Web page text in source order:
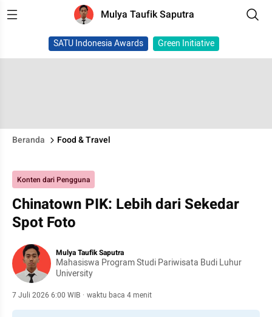
Mulya Taufik Saputra
SATU Indonesia Awards Green Initiative
Beranda Food & Travel
Konten dari Pengguna
Chinatown PIK: Lebih dari Sekedar
Spot Foto
Mulya Taufik Saputra
Mahasiswa Program Studi Pariwisata Budi Luhur
University
7 Juli 2026 6:00 WIB · waktu baca 4 menit